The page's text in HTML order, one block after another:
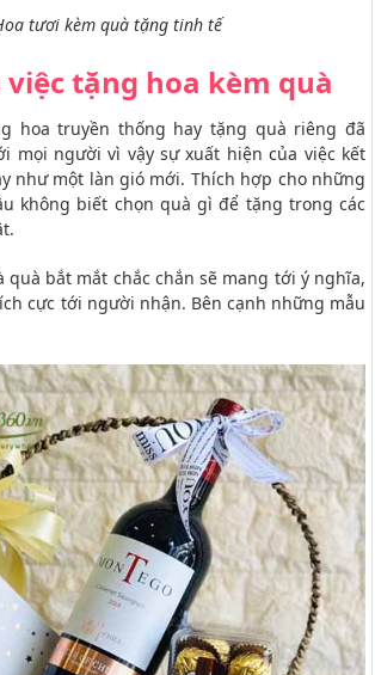
tươi kèm quà tặng tinh tế
việc tặng hoa kèm quà
hoa truyền thống hay tặng quà riêng đã
mọi người vì vậy sự xuất hiện của việc kết
như một làn gió mới. Thích hợp cho những
không biết chọn quà gì để tặng trong các
quà bắt mắt chắc chắn sẽ mang tới ý nghĩa,
cực tới người nhận. Bên cạnh những mẫu